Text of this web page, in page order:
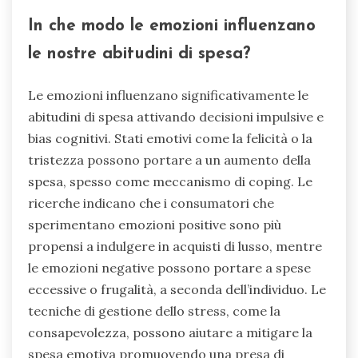
In che modo le emozioni influenzano
le nostre abitudini di spesa?
Le emozioni influenzano significativamente le
abitudini di spesa attivando decisioni impulsive e
bias cognitivi. Stati emotivi come la felicità o la
tristezza possono portare a un aumento della
spesa, spesso come meccanismo di coping. Le
ricerche indicano che i consumatori che
sperimentano emozioni positive sono più
propensi a indulgere in acquisti di lusso, mentre
le emozioni negative possono portare a spese
eccessive o frugalità, a seconda dell’individuo. Le
tecniche di gestione dello stress, come la
consapevolezza, possono aiutare a mitigare la
spesa emotiva promuovendo una presa di